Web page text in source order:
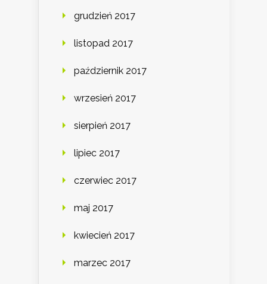
grudzień 2017
listopad 2017
październik 2017
wrzesień 2017
sierpień 2017
lipiec 2017
czerwiec 2017
maj 2017
kwiecień 2017
marzec 2017